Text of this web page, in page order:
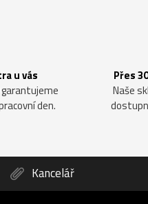
u vás
garantujeme
den.
Přes
Naše
Kancelář